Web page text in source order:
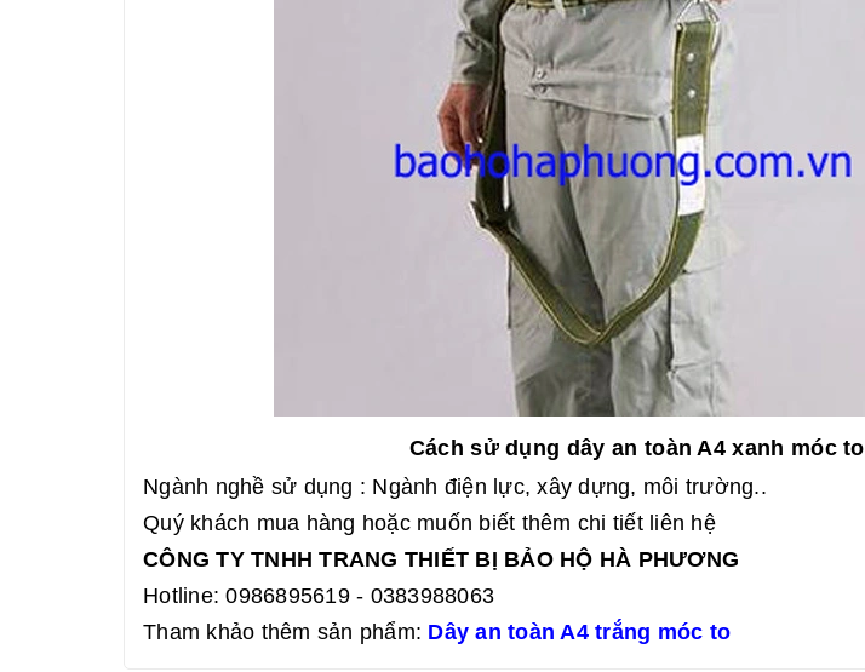
Cách sử dụng dây an toàn A4 xanh móc to
Ngành nghề sử dụng : Ngành điện lực, xây dựng, môi trường..
Quý khách mua hàng hoặc muốn biết thêm chi tiết liên hệ
CÔNG TY TNHH TRANG THIẾT BỊ BẢO HỘ HÀ PHƯƠNG
Hotline: 0986895619 - 0383988063
Tham khảo thêm sản phẩm: Dây an toàn A4 trắng móc to